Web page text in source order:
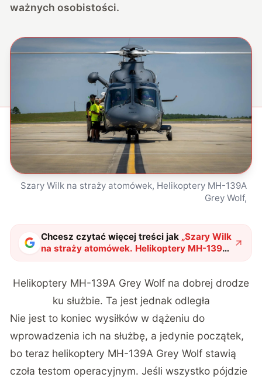
ważnych osobistości.
Szary Wilk na straży atomówek, Helikoptery MH-139A
Grey Wolf,
Chcesz czytać więcej treści jak „Szary Wilk
na straży atomówek. Helikoptery MH-139A
Grey Wolf zaliczyły kolejny kamień
Helikoptery MH-139A Grey Wolf na dobrej drodze
ku służbie. Ta jest jednak odległa
Nie jest to koniec wysiłków w dążeniu do
wprowadzenia ich na służbę, a jedynie początek,
bo teraz helikoptery MH-139A Grey Wolf stawią
czoła testom operacyjnym. Jeśli wszystko pójdzie